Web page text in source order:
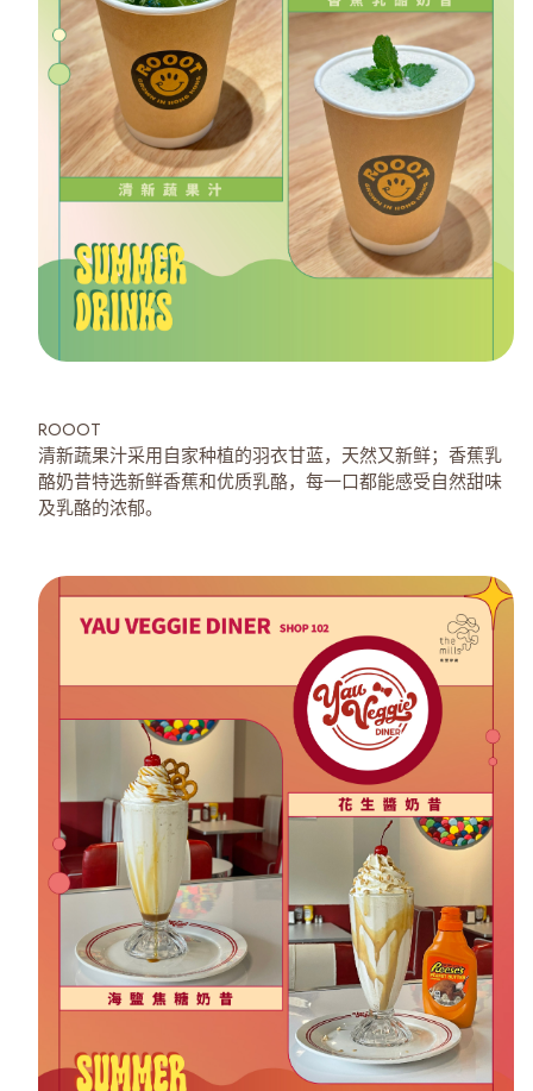
ROOOT
清新蔬果汁采用自家种植的羽衣甘蓝，天然又新鲜；香蕉乳
酪奶昔特选新鲜香蕉和优质乳酪，每一口都能感受自然甜味
及乳酪的浓郁。